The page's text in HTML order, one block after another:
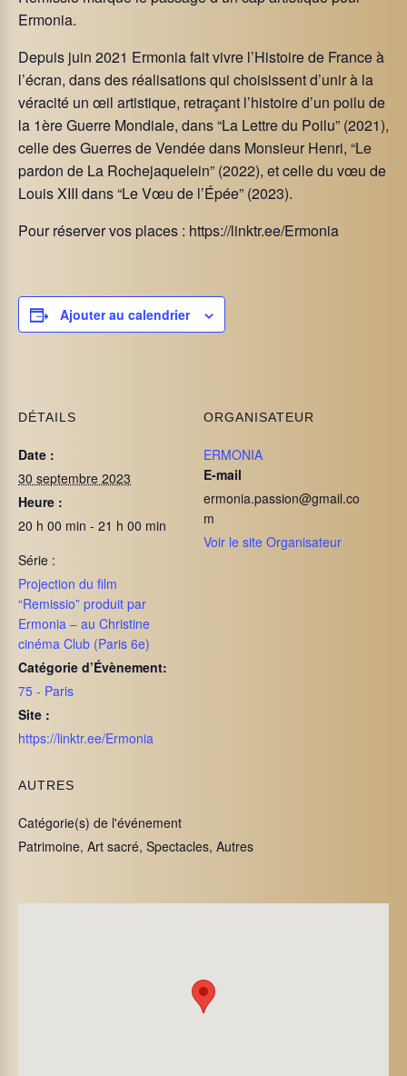
Ermonia.
Depuis juin 2021 Ermonia fait vivre l’Histoire de France à
l’écran, dans des réalisations qui choisissent d’unir à la
véracité un œil artistique, retraçant l’histoire d’un poilu de
la 1ère Guerre Mondiale, dans “La Lettre du Poilu” (2021),
celle des Guerres de Vendée dans Monsieur Henri, “Le
pardon de La Rochejaquelein” (2022), et celle du vœu de
Louis XIII dans “Le Vœu de l’Épée” (2023).
Pour réserver vos places : https://linktr.ee/Ermonia
Ajouter au calendrier
DÉTAILS
Date :
30 septembre 2023
Heure :
20 h 00 min - 21 h 00 min
Série :
Projection du film
“Remissio” produit par
Ermonia – au Christine
cinéma Club (Paris 6e)
Catégorie d’Évènement:
75 - Paris
Site :
https://linktr.ee/Ermonia
ORGANISATEUR
ERMONIA
E-mail
ermonia.passion@gmail.co
m
Voir le site Organisateur
AUTRES
Catégorie(s) de l'événement
Patrimoine, Art sacré, Spectacles, Autres